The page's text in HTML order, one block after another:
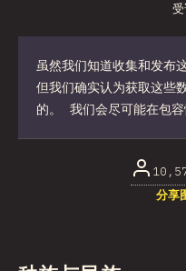
虽然我们知道收集和发布
但我们确实认为获取这些
的。 我们会尽可能在包容
分享